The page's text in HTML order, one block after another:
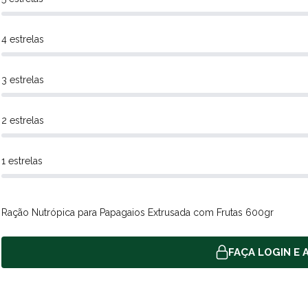
4 estrelas
3 estrelas
2 estrelas
1 estrelas
Ração Nutrópica para Papagaios Extrusada com Frutas 600gr
FAÇA LOGIN E